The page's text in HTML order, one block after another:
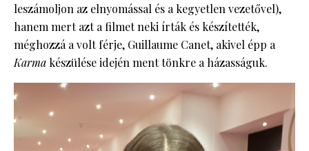
leszámoljon az elnyomással és a kegyetlen vezetővel),
hanem mert azt a filmet neki írták és készítették,
méghozzá a volt férje, Guillaume Canet, akivel épp a
Karma készülése idején ment tönkre a házasságuk.